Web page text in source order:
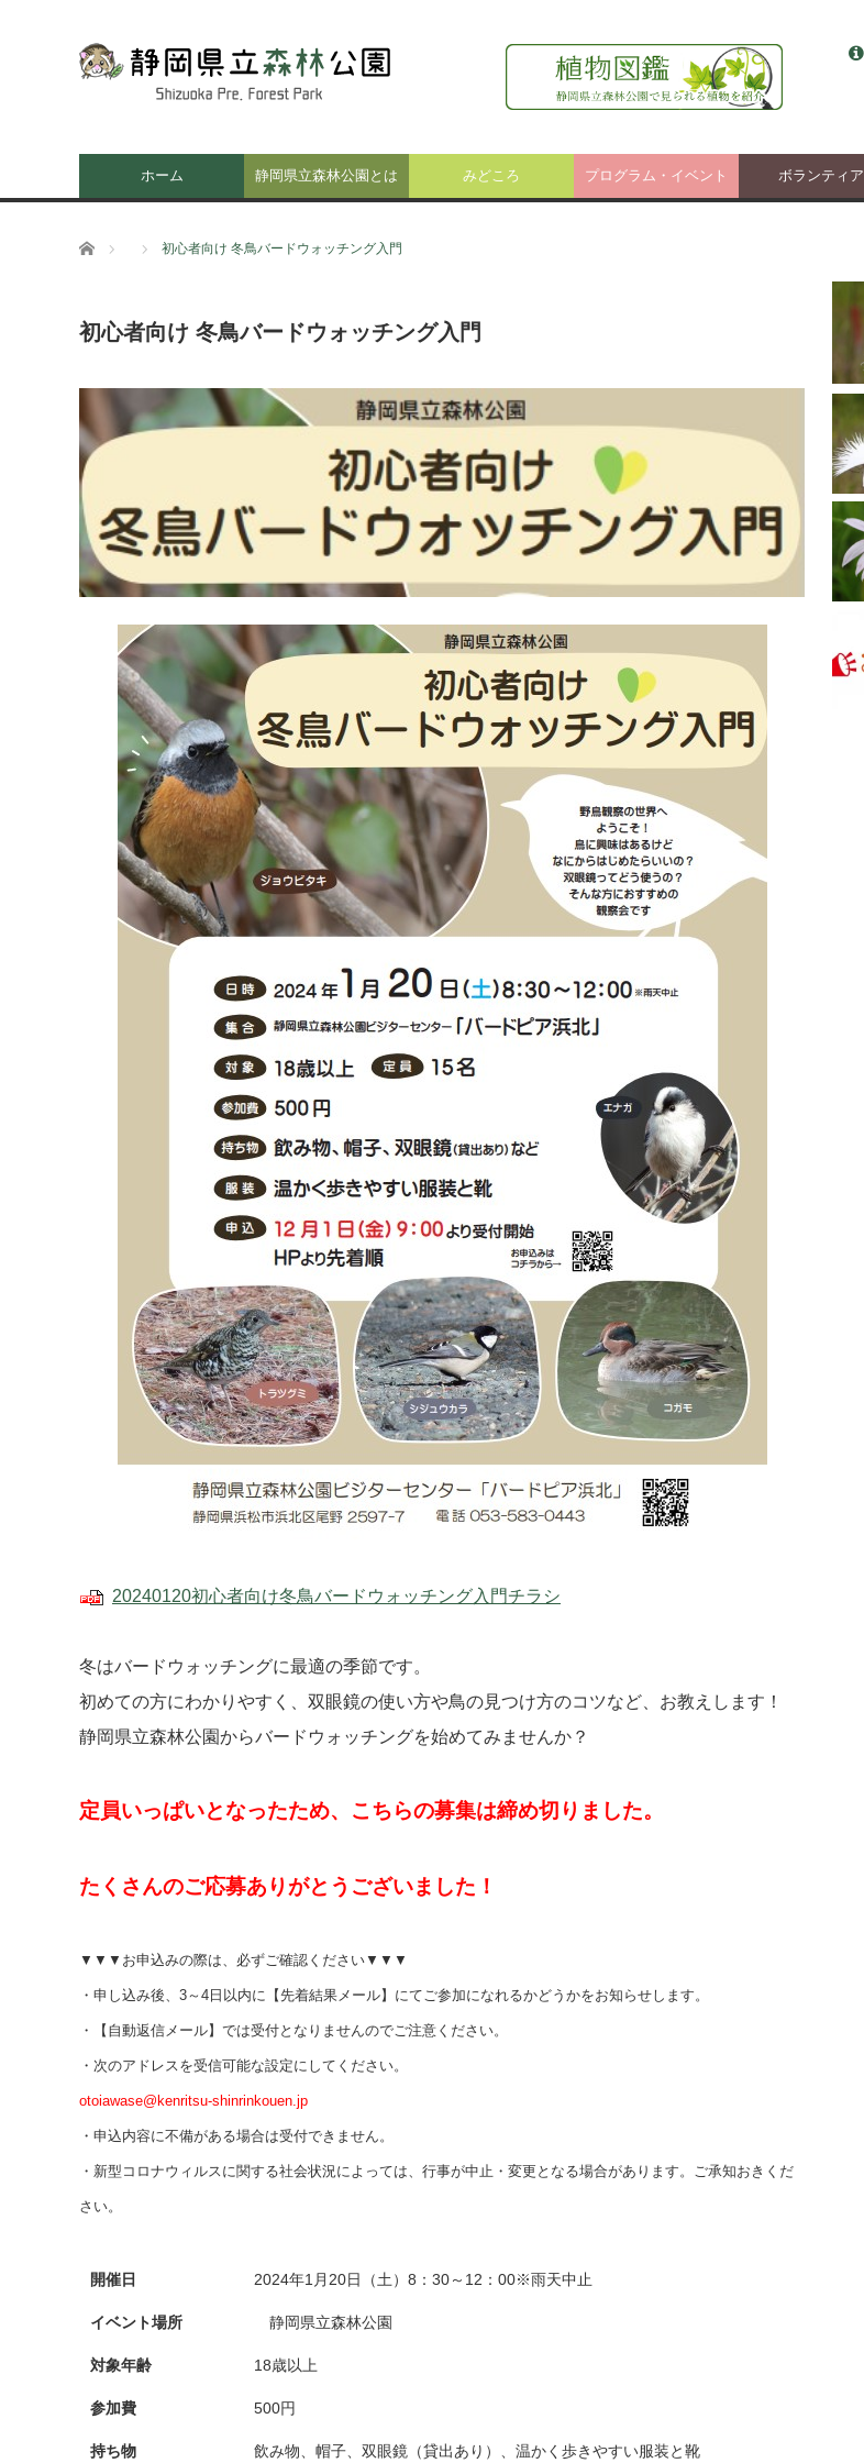
ホーム 静岡県立森林公園とは みどころ プログラム・イベント ボランティア
ホーム 初心者向け 冬鳥バードウォッチング入門
初心者向け 冬鳥バードウォッチング入門
20240120初心者向け冬鳥バードウォッチング入門チラシ
冬はバードウォッチングに最適の季節です。
初めての方にわかりやすく、双眼鏡の使い方や鳥の見つけ方のコツなど、お教えします！
静岡県立森林公園からバードウォッチングを始めてみませんか？
定員いっぱいとなったため、こちらの募集は締め切りました。
たくさんのご応募ありがとうございました！
▼▼▼お申込みの際は、必ずご確認ください▼▼▼
・申し込み後、3～4日以内に【先着結果メール】にてご参加になれるかどうかをお知らせします。
・【自動返信メール】では受付となりませんのでご注意ください。
・次のアドレスを受信可能な設定にしてください。
otoiawase@kenritsu-shinrinkouen.jp
・申込内容に不備がある場合は受付できません。
・新型コロナウィルスに関する社会状況によっては、行事が中止・変更となる場合があります。ご承知おきくだ
さい。
開催日 2024年1月20日（土）8：30～12：00※雨天中止
イベント場所 静岡県立森林公園
対象年齢 18歳以上
参加費 500円
持ち物 飲み物、帽子、双眼鏡（貸出あり）、温かく歩きやすい服装と靴